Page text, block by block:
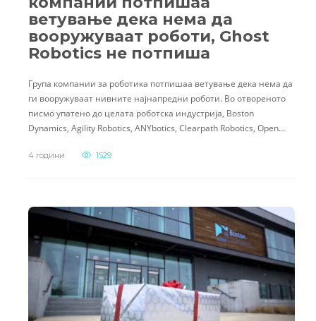
ветување дека нема да
вооружуваат роботи, Ghost
Robotics не потпиша
Група компании за роботика потпишаа ветување дека нема да
ги вооружуваат нивните најнапредни роботи. Во отвореното
писмо упатено до целата роботска индустрија, Boston
Dynamics, Agility Robotics, ANYbotics, Clearpath Robotics, Open…
4 години 1529